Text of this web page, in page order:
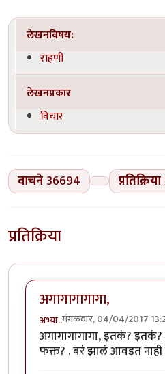
लेखनविषय:
राहणी
लेखनप्रकार
विचार
वाचने 36694 प्रतिक्रिया
प्रतिक्रिया
अगागागागागा,
अभ्या..मंगळवार, 04/04/2017
अगागागागागा, इतकं?
फक्त? . बरं झालं आवडत नाही